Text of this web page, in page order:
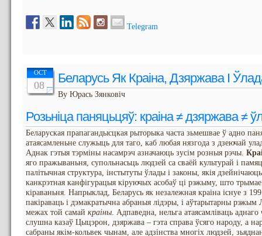
Telegram
OCT
08 Беларусь Як Краіна, Дзяржава І
By Юрась Зянковіч
Розьніца паняцьцяў: краіна ≠ дзяржава ≠
Беларуская прапагандысцкая рыторыка часта зьмешвае ў адно
атаясамленьне служыць для таго, каб любая нязгода з дзеючай
Аднак гэтыя тэрміны насамрэч азначаюць зусім розныя рэчы.
яго пражываньня, супольнасьць людзей са сваёй культурай і
палітычная структура, інстытуты ўлады і законы, якія
канкрэтная канфігурацыя кіруючых асобаў ці рэжыму, што трымае
кіраваньня. Напрыклад, Беларусь як незалежная краіна існуе з
пакіраваць і дэмакратычна абраныя лідэры, і аўтарытарны
межах той самай краіны . Адпаведна, нельга атаясамліваць
слушна казаў Цыцэрон, дзяржава – гэта справа ўсяго народу, а
сабраны якім-кольвек чынам, але адзінства многіх людзей,